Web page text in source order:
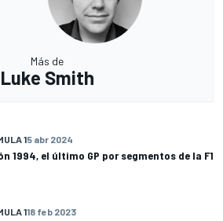
Más de
Luke Smith
15 abr 2024
1994, el último GP por segmentos de la F1
118 feb 2023